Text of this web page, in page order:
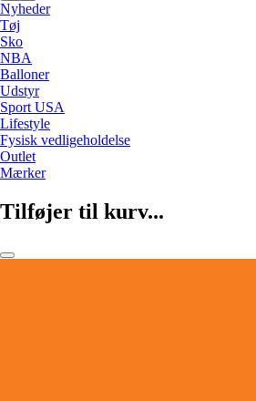
Nyheder
Tøj
Sko
NBA
Balloner
Udstyr
Sport USA
Lifestyle
Fysisk vedligeholdelse
Outlet
Mærker
Tilføjer til kurv...